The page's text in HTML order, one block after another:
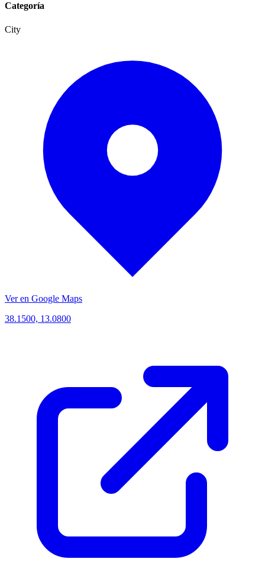
Categoría
City
Ver en Google Maps
38.1500, 13.0800